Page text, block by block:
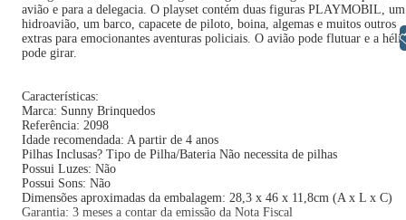
avião e para a delegacia. O playset contém duas figuras PLAYMOBIL, um
hidroavião, um barco, capacete de piloto, boina, algemas e muitos outros
extras para emocionantes aventuras policiais. O avião pode flutuar e a
pode girar.
Características:
Marca: Sunny Brinquedos
Referência: 2098
Idade recomendada: A partir de 4 anos
Pilhas Inclusas? Tipo de Pilha/Bateria Não necessita de pilhas
Possui Luzes: Não
Possui Sons: Não
Dimensões aproximadas da embalagem: 28,3 x 46 x 11,8cm (A x L x C)
Garantia: 3 meses a contar da emissão da Nota Fiscal
Libras